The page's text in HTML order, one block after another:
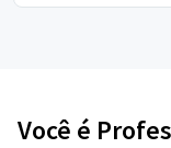
Você é